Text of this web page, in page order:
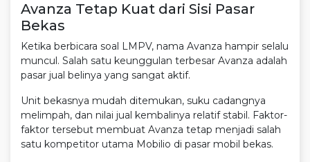
Avanza Tetap Kuat dari Sisi Pasar
Bekas
Ketika berbicara soal LMPV, nama Avanza hampir selalu
muncul. Salah satu keunggulan terbesar Avanza adalah
pasar jual belinya yang sangat aktif.
Unit bekasnya mudah ditemukan, suku cadangnya
melimpah, dan nilai jual kembalinya relatif stabil. Faktor-
faktor tersebut membuat Avanza tetap menjadi salah
satu kompetitor utama Mobilio di pasar mobil bekas.